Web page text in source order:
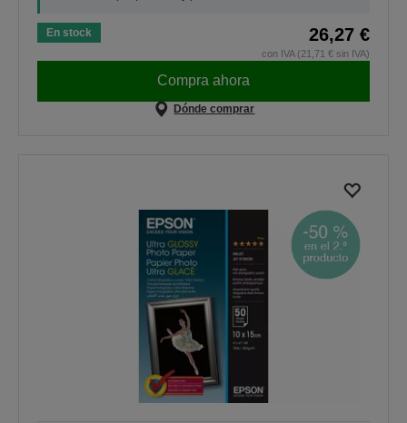
En stock 26,27 €
con IVA (21,71 € sin IVA)
Compra ahora
Dónde comprar